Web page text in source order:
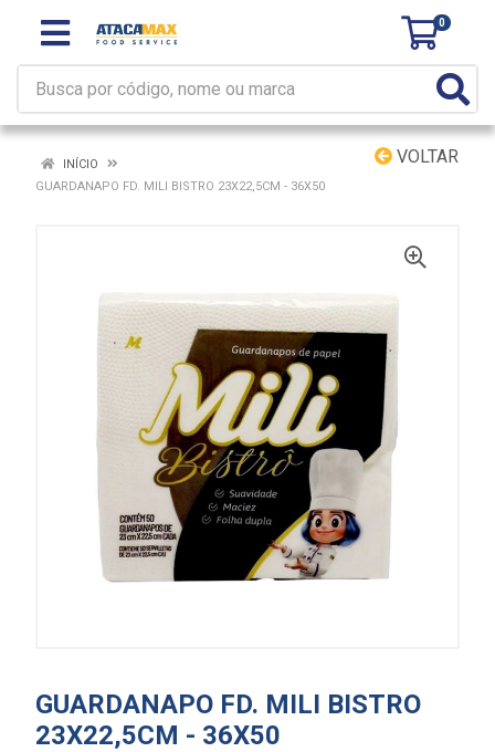
0
VOLTAR
INÍCIO
GUARDANAPO FD. MILI BISTRO 23X22,5CM - 36X50
GUARDANAPO FD. MILI BISTRO
23X22,5CM - 36X50